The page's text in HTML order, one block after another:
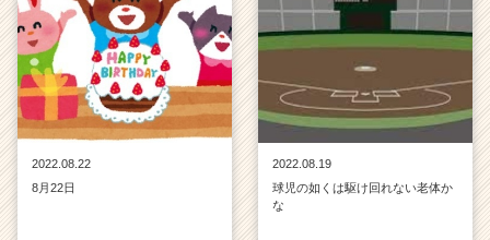
2022.08.22
8月22日
2022.08.19
球児の如くは駆け回れない老体か
な